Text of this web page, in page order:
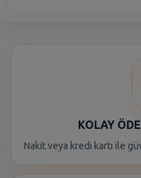
KOLAY
Nakit veya kredi kartı ile